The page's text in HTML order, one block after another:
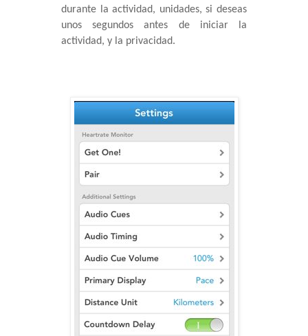
durante la actividad, unidades, si deseas
unos segundos antes de iniciar la
actividad, y la privacidad.